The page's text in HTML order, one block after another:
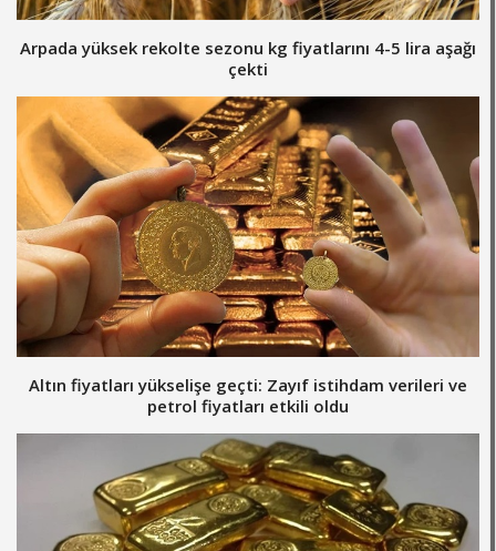
Arpada yüksek rekolte sezonu kg fiyatlarını 4-5 lira aşağı
çekti
Altın fiyatları yükselişe geçti: Zayıf istihdam verileri ve
petrol fiyatları etkili oldu